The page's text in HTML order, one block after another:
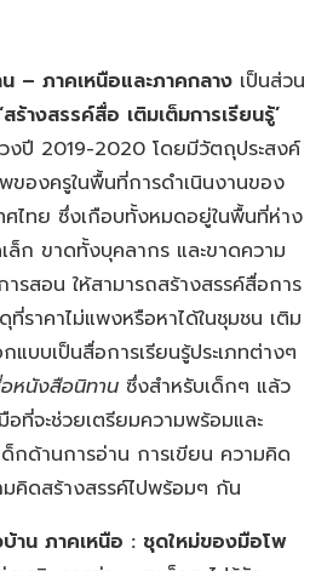
– ภาคเหนือและภาคกลาง เป็นส่วน
‘สร้างสรรค์สื่อ เติมเต็มการเรียนรู้’
งปี 2019-2020 โดยมีวัตถุประสงค์
องครูในพื้นที่การดำเนินงานของ
ศไทย ซึ่งเกือบทั้งหมดอยู่ในพื้นที่ห่าง
ล็ก ขาดทั้งบุคลากร และขาดความ
รสอน ให้สามารถสร้างสรรค์สื่อการ
ที่ราคาไม่แพงหรือหาได้ในชุมชน เติม
บบเป็นสื่อการเรียนรู้ประเภทต่างๆ
หนังสือนิทาน ซึ่งสำหรับเด็กๆ แล้ว
ที่จะช่วยเตรียมความพร้อมและ
กด้านการอ่าน การเขียน ความคิด
คิดสร้างสรรค์ไปพร้อมๆ กัน
าน ภาคเหนือ : ชุดใหม่ของมือโพ